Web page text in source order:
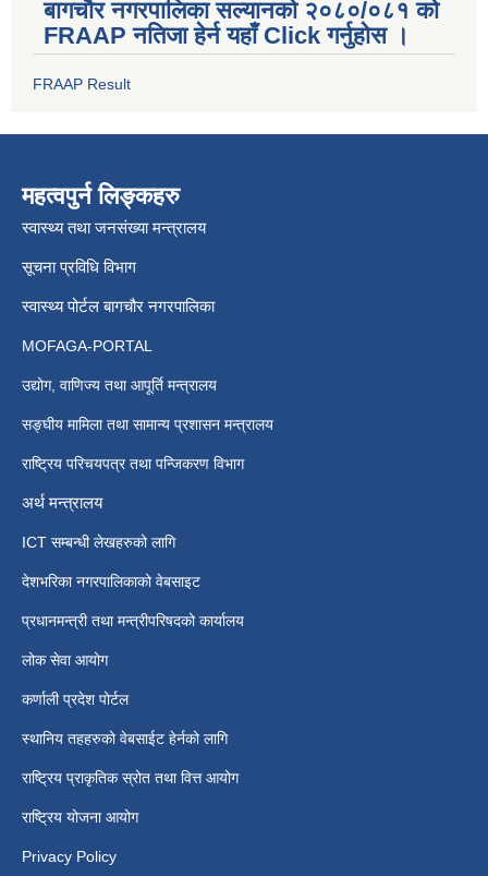
बागचौर नगरपालिका सल्यानको २०८०/०८१ को
FRAAP नतिजा हेर्न यहाँ Click गर्नुहोस ।
FRAAP Result
महत्वपुर्न लिङ्कहरु
स्वास्थ्य तथा जनसंख्या मन्त्रालय
सूचना प्रविधि विभाग
स्वास्थ्य पोर्टल बागचौर नगरपालिका
MOFAGA-PORTAL
उद्योग, वाणिज्य तथा आपूर्ति मन्त्रालय
सङ्घीय मामिला तथा सामान्य प्रशासन मन्त्रालय
राष्ट्रिय परिचयपत्र तथा पन्जिकरण विभाग
अर्थ मन्त्रालय
ICT सम्बन्धी लेखहरुको लागि
देशभरिका नगरपालिकाको वेबसाइट
प्रधानमन्त्री तथा मन्त्रीपरिषदको कार्यालय
लोक सेवा आयोग
कर्णाली प्रदेश पोर्टल
स्थानिय तहहरुको वेबसाईट हेर्नको लागि
राष्ट्रिय प्राकृतिक स्रोत तथा वित्त आयोग
राष्ट्रिय योजना आयोग
Privacy Policy